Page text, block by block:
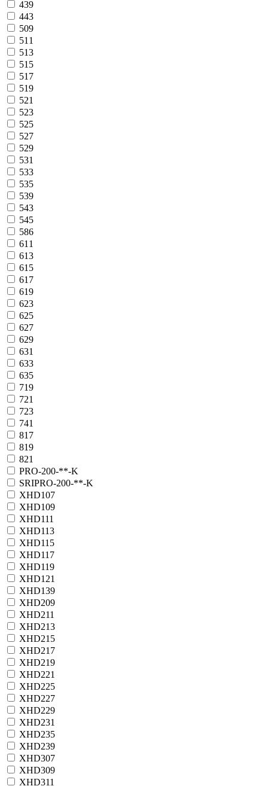
439
443
509
511
513
515
517
519
521
523
525
527
529
531
533
535
539
543
545
586
611
613
615
617
619
623
625
627
629
631
633
635
719
721
723
741
817
819
821
PRO-200-**-K
SRIPRO-200-**-K
XHD107
XHD109
XHD111
XHD113
XHD115
XHD117
XHD119
XHD121
XHD139
XHD209
XHD211
XHD213
XHD215
XHD217
XHD219
XHD221
XHD225
XHD227
XHD229
XHD231
XHD235
XHD239
XHD307
XHD309
XHD311